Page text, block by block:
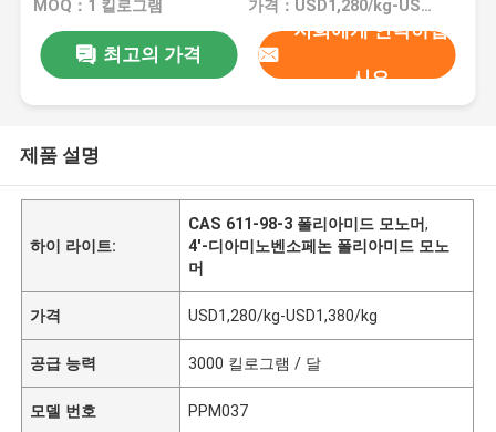
MOQ：1 킬로그램 가격：USD1,280/kg-USD1,380/kg
최고의 가격
저희에게 연락하십
시오
제품 설명
하이 라이트:
CAS 611-98-3 폴리아미드 모노머,
4'-디아미노벤소페논 폴리아미드 모노
머
가격 USD1,280/kg-USD1,380/kg
공급 능력 3000 킬로그램 / 달
모델 번호 PPM037